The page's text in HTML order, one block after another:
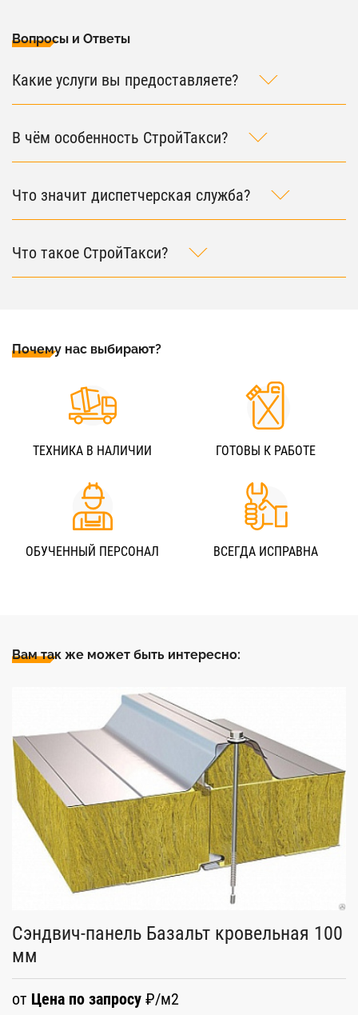
Вопросы и Ответы
Какие услуги вы предоставляете?
В чём особенность СтройТакси?
Что значит диспетчерская служба?
Что такое СтройТакси?
Почему нас выбирают?
ТЕХНИКА В НАЛИЧИИ ГОТОВЫ К РАБОТЕ
ОБУЧЕННЫЙ ПЕРСОНАЛ ВСЕГДА ИСПРАВНА
Вам так же может быть интересно:
Сэндвич-панель Базальт кровельная 100
мм
от Цена по запросу ₽/м2